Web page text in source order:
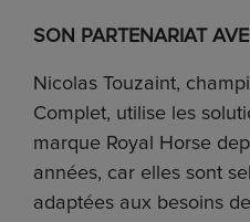
SON PARTENARIAT
Nicolas Touzaint,
Complet, utilise les
marque Royal Horse
années, car elles sont
adaptées aux besoins